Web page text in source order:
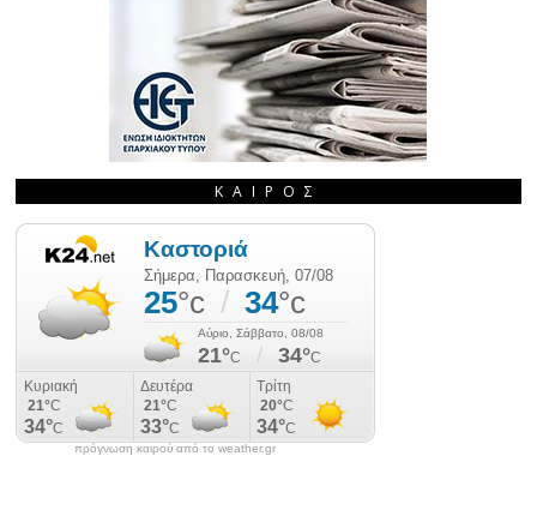
ΚΑΙΡΌΣ
πρόγνωση καιρού από το weather.gr